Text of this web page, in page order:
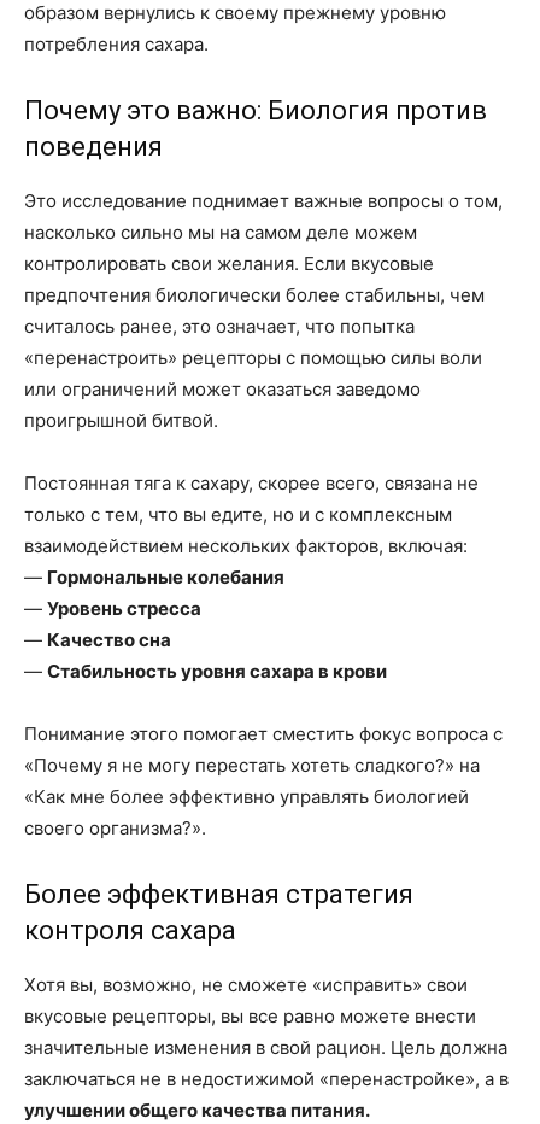
образом вернулись к своему прежнему уровню
потребления сахара.
Почему это важно: Биология против
поведения
Это исследование поднимает важные вопросы о том,
насколько сильно мы на самом деле можем
контролировать свои желания. Если вкусовые
предпочтения биологически более стабильны, чем
считалось ранее, это означает, что попытка
«перенастроить» рецепторы с помощью силы воли
или ограничений может оказаться заведомо
проигрышной битвой.
Постоянная тяга к сахару, скорее всего, связана не
только с тем, что вы едите, но и с комплексным
взаимодействием нескольких факторов, включая:
— Гормональные колебания
— Уровень стресса
— Качество сна
— Стабильность уровня сахара в крови
Понимание этого помогает сместить фокус вопроса с
«Почему я не могу перестать хотеть сладкого?» на
«Как мне более эффективно управлять биологией
своего организма?».
Более эффективная стратегия
контроля сахара
Хотя вы, возможно, не сможете «исправить» свои
вкусовые рецепторы, вы все равно можете внести
значительные изменения в свой рацион. Цель должна
заключаться не в недостижимой «перенастройке», а в
улучшении общего качества питания.